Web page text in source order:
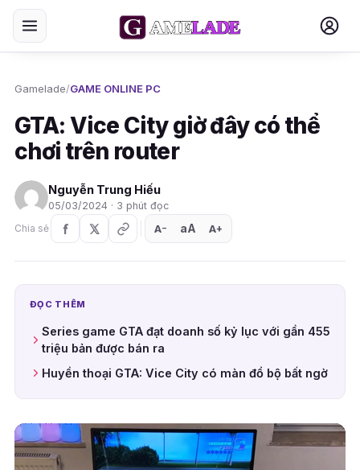
Gamelade/GAME ONLINE PC
GTA: Vice City giờ đây có thể
chơi trên router
Nguyễn Trung Hiếu
05/03/2024 · 3 phút đọc
Chia sẻ
A− aA A+
ĐỌC THÊM
Series game GTA đạt doanh số kỷ lục với gần 455
triệu bản được bán ra
Huyền thoại GTA: Vice City có màn đổ bộ bất ngờ